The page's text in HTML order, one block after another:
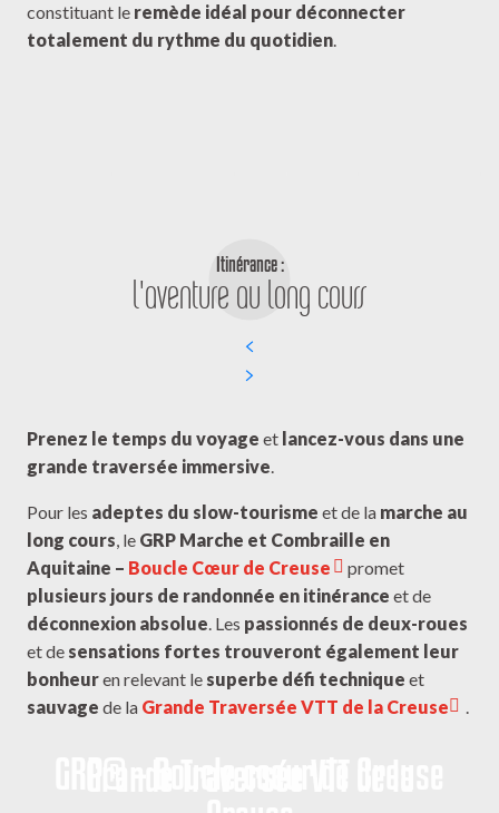
constituant le remède idéal pour déconnecter
totalement du rythme du quotidien.
Itinérance :
l'aventure au long cours
Prenez le temps du voyage et lancez-vous dans une
grande traversée immersive.
Pour les adeptes du slow-tourisme et de la marche au
long cours, le GRP Marche et Combraille en
Aquitaine – Boucle Cœur de Creuse
promet
plusieurs jours de randonnée en itinérance et de
déconnexion absolue. Les passionnés de deux-roues
et de sensations fortes trouveront également leur
bonheuren relevant le superbe défi technique et
sauvage de la Grande Traversée VTT de la Creuse .